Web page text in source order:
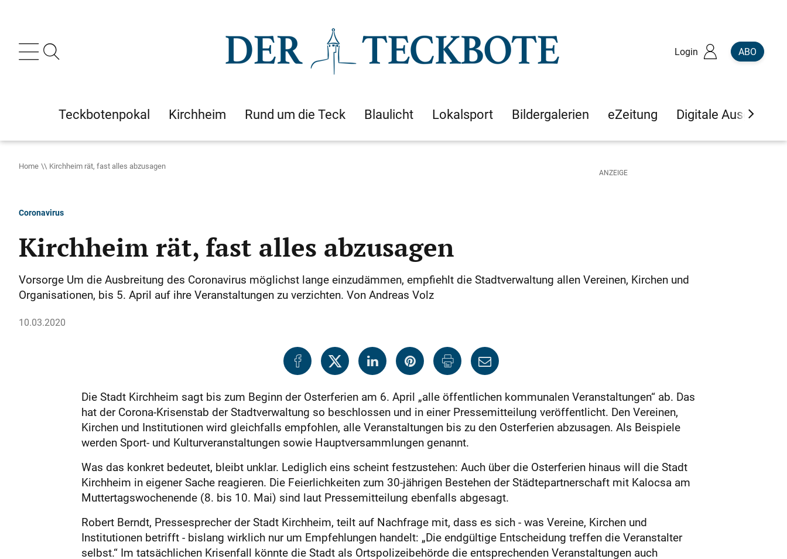
Login ABO
Teckbotenpokal Kirchheim Rund um die Teck Blaulicht Lokalsport Bildergalerien eZeitung Digitale Ausgaben
Home Kirchheim rät, fast alles abzusagen
Coronavirus
Kirchheim rät, fast alles abzusagen
Vorsorge Um die Ausbreitung des Coronavirus möglichst lange einzudämmen, empfiehlt die Stadtverwaltung allen Vereinen, Kirchen und
Organisationen, bis 5. April auf ihre Veranstaltungen zu verzichten. Von Andreas Volz
10.03.2020
Die Stadt Kirchheim sagt bis zum Beginn der Osterferien am 6. April „alle öffentlichen kommunalen Veranstaltungen“ ab. Das
hat der Corona-Krisenstab der Stadtverwaltung so beschlossen und in einer Pressemitteilung veröffent­licht. Den Vereinen,
Kirchen und Institutionen wird gleichfalls empfohlen, alle Veranstaltungen bis zu den Osterferien abzusagen. Als Beispiele
werden Sport- und Kulturveranstaltungen sowie Hauptversammlungen genannt.
Was das konkret bedeutet, bleibt unklar. Lediglich eins scheint festzustehen: Auch über die Osterferien hinaus will die Stadt
Kirchheim in eigener Sache reagieren. Die Feierlichkeiten zum 30-jährigen Bestehen der Städtepartnerschaft mit Kalocsa am
Muttertagswochenende (8. bis 10. Mai) sind laut Pressemitteilung ebenfalls abgesagt.
Robert Berndt, Pressesprecher der Stadt Kirchheim, teilt auf Nachfrage mit, dass es sich - was Vereine, Kirchen und
Institutionen betrifft - bislang wirklich nur um Empfehlungen handelt: „Die endgültige Entscheidung treffen die Veranstalter
selbst.“ Im tatsächlichen Krisenfall könnte die Stadt als Ortspolizeibehörde die entsprechenden Veranstaltungen auch